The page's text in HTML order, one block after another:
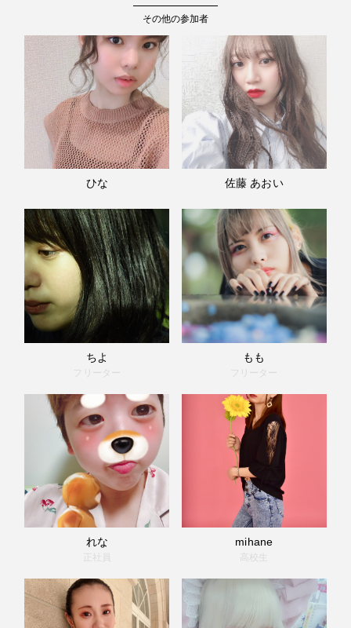
その他の参加者
ひな 佐藤 あおい
ちよ
フリーター
もも
フリーター
れな mihane